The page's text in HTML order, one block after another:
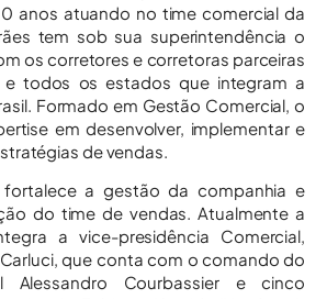
anos atuando no time comercial da
tem sob sua superintendência o
os corretores e corretoras parceiras
e todos os estados que integram a
Formado em Gestão Comercial, o
em desenvolver, implementar e
de vendas.
fortalece a gestão da companhia e
do time de vendas. Atualmente a
a vice-presidência Comercial,
que conta com o comando do
Alessandro Courbassier e cinco